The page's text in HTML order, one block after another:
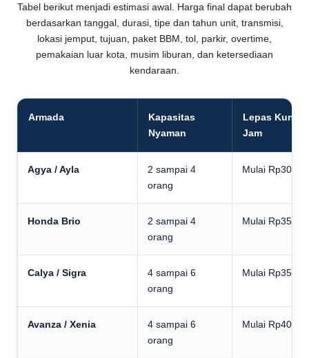
Tabel berikut menjadi estimasi awal. Harga final dapat berubah
berdasarkan tanggal, durasi, tipe dan tahun unit, transmisi,
lokasi jemput, tujuan, paket BBM, tol, parkir, overtime,
pemakaian luar kota, musim liburan, dan ketersediaan
kendaraan.
Armada
Kapasitas
Nyaman
Lepas Kunci
Jam
Agya / Ayla
2 sampai 4
orang
Mulai
Honda Brio
2 sampai 4
orang
Mulai
Calya / Sigra
4 sampai 6
orang
Mulai
Avanza / Xenia
4 sampai 6
orang
Mulai